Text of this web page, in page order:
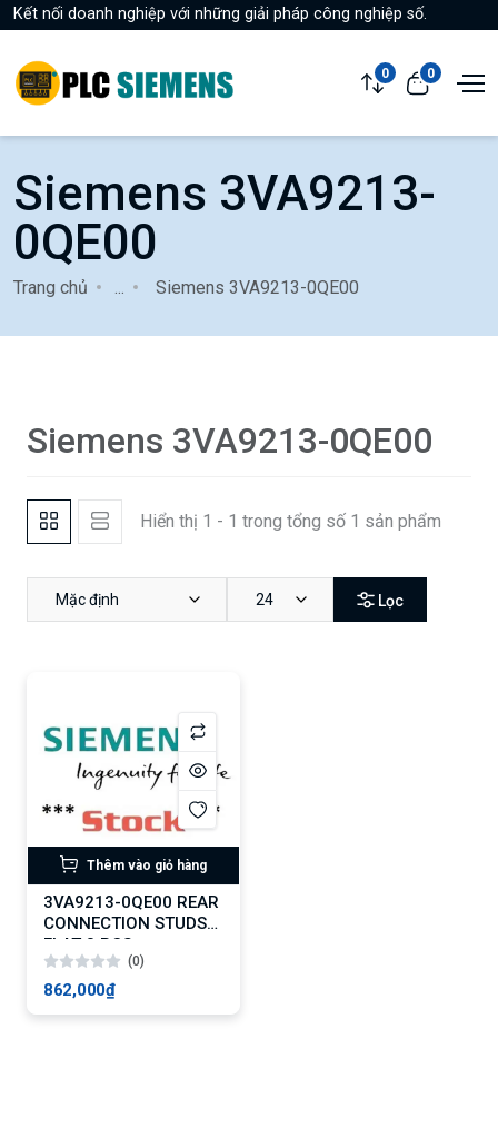
Kết nối doanh nghiệp với những giải pháp công nghiệp số.
0 0
Siemens 3VA9213-
0QE00
Trang chủ Siemens 3VA9213-0QE00
Siemens 3VA9213-0QE00
Hiển thị 1 - 1 trong tổng số 1 sản phẩm
Mặc định 24 Lọc
Thêm vào giỏ hàng
3VA9213-0QE00 REAR
CONNECTION STUDS
FLAT 3 PCS.
(0)
862,000₫